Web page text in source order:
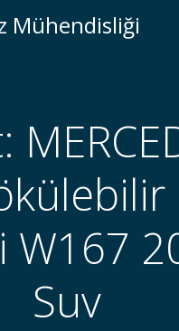
geç
Mühendisliği
W167
Suv